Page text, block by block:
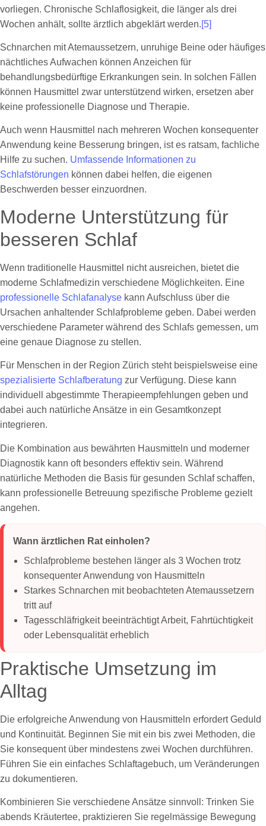
vorliegen. Chronische Schlaflosigkeit, die länger als drei
Wochen anhält, sollte ärztlich abgeklärt werden.[5]
Schnarchen mit Atemaussetzern, unruhige Beine oder häufiges
nächtliches Aufwachen können Anzeichen für
behandlungsbedürftige Erkrankungen sein. In solchen Fällen
können Hausmittel zwar unterstützend wirken, ersetzen aber
keine professionelle Diagnose und Therapie.
Auch wenn Hausmittel nach mehreren Wochen konsequenter
Anwendung keine Besserung bringen, ist es ratsam, fachliche
Hilfe zu suchen. Umfassende Informationen zu
Schlafstörungen können dabei helfen, die eigenen
Beschwerden besser einzuordnen.
Moderne Unterstützung für
besseren Schlaf
Wenn traditionelle Hausmittel nicht ausreichen, bietet die
moderne Schlafmedizin verschiedene Möglichkeiten. Eine
professionelle Schlafanalyse kann Aufschluss über die
Ursachen anhaltender Schlafprobleme geben. Dabei werden
verschiedene Parameter während des Schlafs gemessen, um
eine genaue Diagnose zu stellen.
Für Menschen in der Region Zürich steht beispielsweise eine
spezialisierte Schlafberatung zur Verfügung. Diese kann
individuell abgestimmte Therapieempfehlungen geben und
dabei auch natürliche Ansätze in ein Gesamtkonzept
integrieren.
Die Kombination aus bewährten Hausmitteln und moderner
Diagnostik kann oft besonders effektiv sein. Während
natürliche Methoden die Basis für gesunden Schlaf schaffen,
kann professionelle Betreuung spezifische Probleme gezielt
angehen.
Wann ärztlichen Rat einholen?
Schlafprobleme bestehen länger als 3 Wochen trotz
konsequenter Anwendung von Hausmitteln
Starkes Schnarchen mit beobachteten Atemaussetzern
tritt auf
Tagesschläfrigkeit beeinträchtigt Arbeit, Fahrtüchtigkeit
oder Lebensqualität erheblich
Praktische Umsetzung im
Alltag
Die erfolgreiche Anwendung von Hausmitteln erfordert Geduld
und Kontinuität. Beginnen Sie mit ein bis zwei Methoden, die
Sie konsequent über mindestens zwei Wochen durchführen.
Führen Sie ein einfaches Schlaftagebuch, um Veränderungen
zu dokumentieren.
Kombinieren Sie verschiedene Ansätze sinnvoll: Trinken Sie
abends Kräutertee, praktizieren Sie regelmässige Bewegung